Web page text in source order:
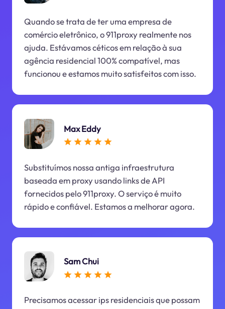
Quando se trata de ter uma empresa de
comércio eletrônico, o 911proxy realmente nos
ajuda. Estávamos céticos em relação à sua
agência residencial 100% compatível, mas
funcionou e estamos muito satisfeitos com isso.
Max Eddy
Substituímos nossa antiga infraestrutura
baseada em proxy usando links de API
fornecidos pelo 911proxy. O serviço é muito
rápido e confiável. Estamos a melhorar agora.
Sam Chui
Precisamos acessar ips residenciais que possam